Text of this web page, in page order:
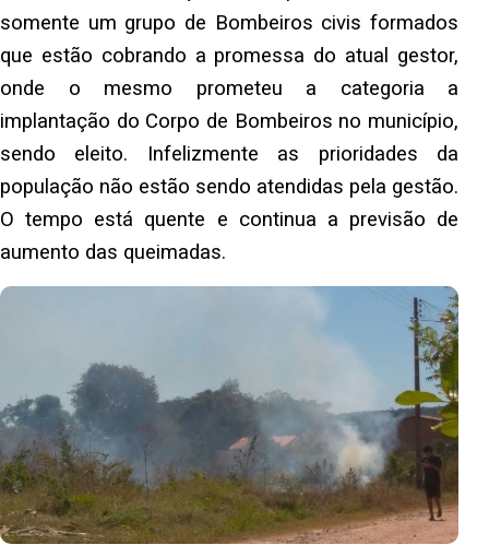
somente um grupo de Bombeiros civis formados
que estão cobrando a promessa do atual gestor,
onde o mesmo prometeu a categoria a
implantação do Corpo de Bombeiros no município,
sendo eleito. Infelizmente as prioridades da
população não estão sendo atendidas pela gestão.
O tempo está quente e continua a previsão de
aumento das queimadas.